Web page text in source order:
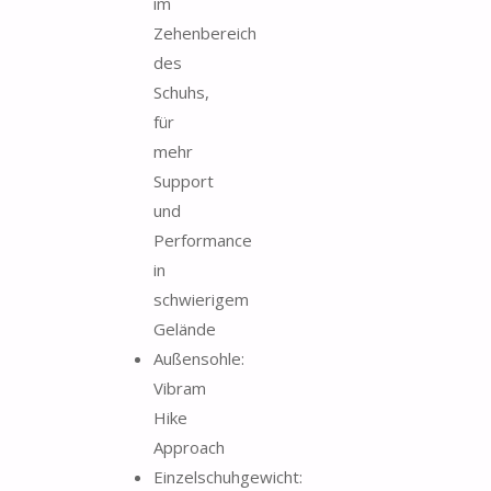
Zehenbereich
des
Schuhs,
für
mehr
Support
und
Performance
in
schwierigem
Gelände
Außensohle:
Vibram
Hike
Approach
Einzelschuhgewicht: